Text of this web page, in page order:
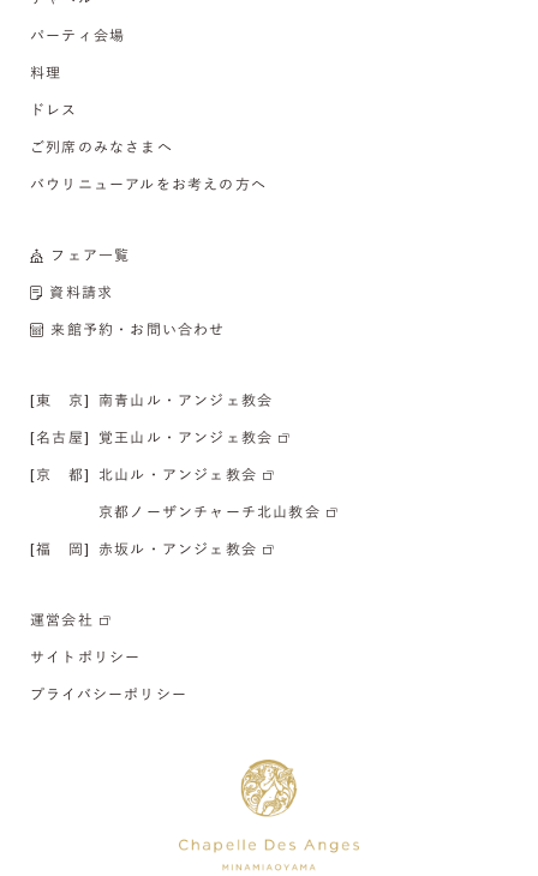
パーティ会場
料理
ドレス
ご列席のみなさまへ
バウリニューアルをお考えの方へ
フェア一覧
資料請求
来館予約・お問い合わせ
[東 京] 南青山ル・アンジェ教会
[名古屋] 覚王山ル・アンジェ教会
[京 都] 北山ル・アンジェ教会
京都ノーザンチャーチ北山教会
[福 岡] 赤坂ル・アンジェ教会
運営会社
サイトポリシー
プライバシーポリシー